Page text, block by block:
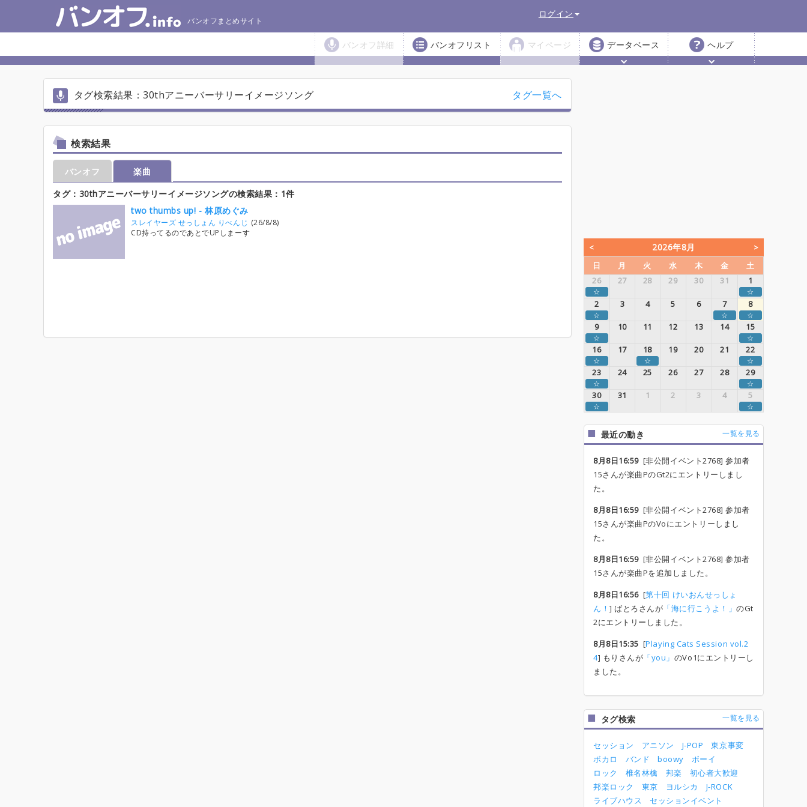
バンオフまとめサイト
ログイン
バンオフ詳細 バンオフリスト マイページ データベース ヘルプ
タグ検索結果：30thアニーバーサリーイメージソング タグ一覧へ
検索結果
バンオフ
楽曲
タグ：30thアニーバーサリーイメージソングの検索結果：1件
two thumbs up! - 林原めぐみ
スレイヤーズ せっしょん りべんじ (26/8/8)
CD持ってるのであとでUPしまーす
2026年8月
日 月 火 水 木 金
土
26
27 28 29 30 31 1
☆ ☆
2 3 4 5 6 7 8
☆ ☆ ☆
9 10 11 12 13 14 15
☆ ☆
16 17 18 19 20 21 22
☆ ☆ ☆
23 24 25 26 27 28 29
☆ ☆
30 31 1 2 3 4 5
☆ ☆
最近の動き 一覧を見る
8月8日16:59[非公開イベント2768] 参加者
15さんが楽曲PのGt2にエントリーしまし
た。
8月8日16:59[非公開イベント2768] 参加者
15さんが楽曲PのVoにエントリーしまし
た。
8月8日16:59[非公開イベント2768] 参加者
15さんが楽曲Pを追加しました。
8月8日16:56[第十回 けいおんせっしょ
ん！] ばとろさんが 「海に行こうよ！」のGt
2にエントリーしました。
8月8日15:35 [Playing Cats Session vol.2
4] もりさんが 「you」 のVo1にエントリーし
ました。
タグ検索 一覧を見る
セッション アニソン J-POP
東京事変
ボカロ
バンド boowy
ボーイ
ロック
椎名林檎 邦楽
初心者大歓迎
邦楽ロック
東京 ヨルシカ
J-ROCK
ライブハウス
セッションイベント